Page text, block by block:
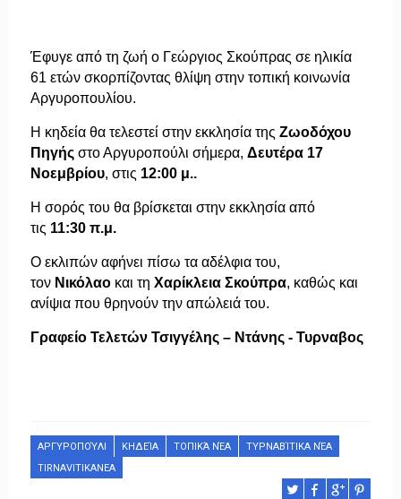
Έφυγε από τη ζωή ο Γεώργιος Σκούπρας σε ηλικία
61 ετών σκορπίζοντας θλίψη στην τοπική κοινωνία
Αργυροπουλίου.
Η κηδεία θα τελεστεί στην εκκλησία της Ζωοδόχου
Πηγής στο Αργυροπούλι σήμερα, Δευτέρα 17
Νοεμβρίου, στις 12:00 μ..
Η σορός του θα βρίσκεται στην εκκλησία από
τις 11:30 π.μ.
Ο εκλιπών αφήνει πίσω τα αδέλφια του,
τον Νικόλαοκαι τη Χαρίκλεια Σκούπρα, καθώς και
ανίψια που θρηνούν την απώλειά του.
Γραφείο Τελετών Τσιγγέλης – Ντάνης - Τυρναβος
ΑΡΓΥΡΟΠΟΎΛΙ ΚΗΔΕΊΑ ΤΟΠΙΚΆ ΝΈΑ
ΤΥΡΝΑΒΊΤΙΚΑ ΝΈΑ
TIRNAVITIKANEA